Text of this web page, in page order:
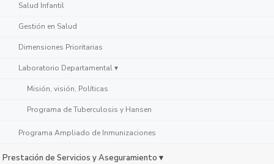
Salud Infantil
Gestión en Salud
Dimensiones Prioritarias
Laboratorio Departamental ▾
Misión, visión, Políticas
Programa de Tuberculosis y Hansen
Programa Ampliado de Inmunizaciones
Prestación de Servicios y Aseguramiento ▾